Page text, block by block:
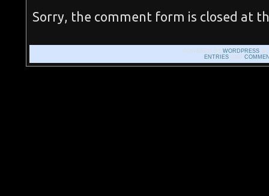
Sorry, the comment form is closed at
POWERED BY WORDPRESS
ENTRIESAND